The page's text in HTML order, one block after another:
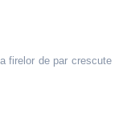
firelor de par crescute